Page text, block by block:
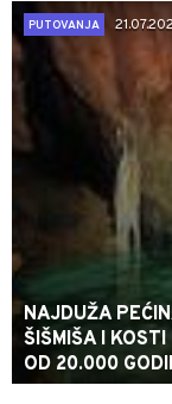
PUTOVANJA
NAJDUŽA
ŠIŠMIŠA I KOSTI
OD 20.000